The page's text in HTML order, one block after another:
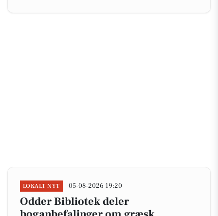
LOKALT NYT 05-08-2026 19:20
Odder Bibliotek deler